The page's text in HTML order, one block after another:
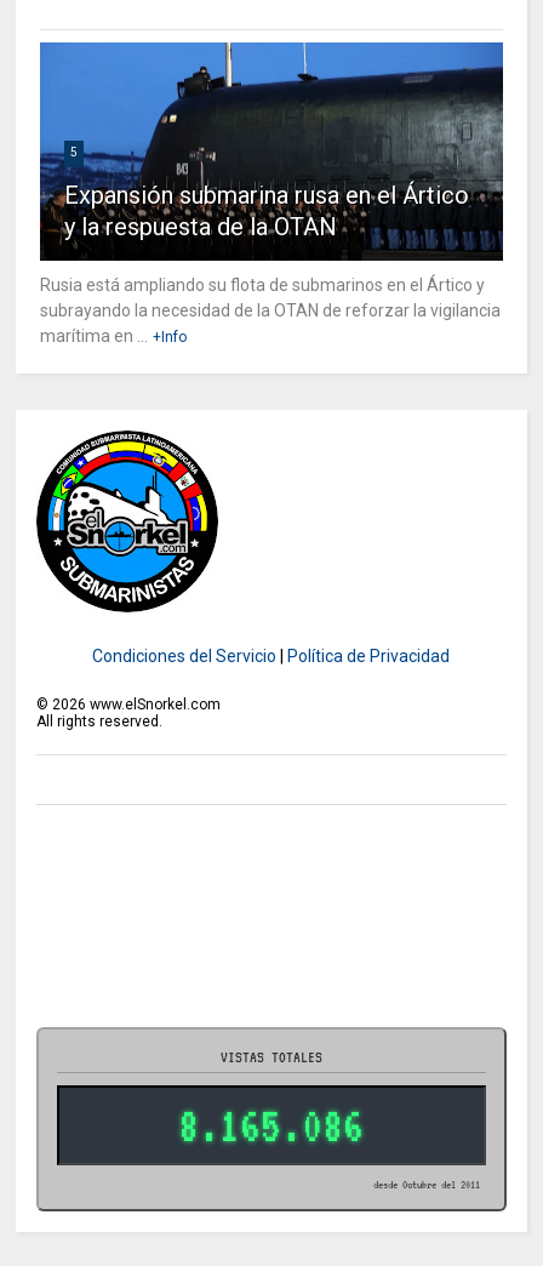
5
Expansión submarina rusa en el Ártico
y la respuesta de la OTAN
Rusia está ampliando su flota de submarinos en el Ártico y
subrayando la necesidad de la OTAN de reforzar la vigilancia
marítima en ...
+Info
Condiciones del Servicio Política de Privacidad
© 2026 www.elSnorkel.com
All rights reserved.
VISTAS TOTALES
8.165.086
desde Octubre del 2011